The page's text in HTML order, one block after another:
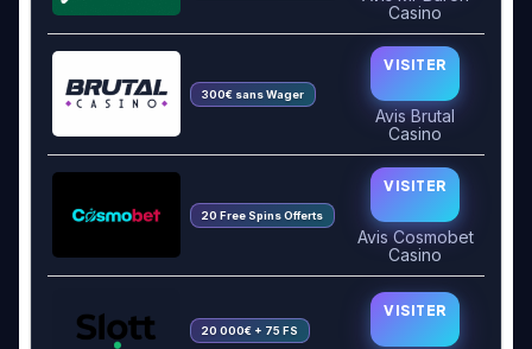
Casino
300€ sans Wager
VISITER
Avis Brutal
Casino
20 Free Spins Offerts
VISITER
Avis Cosmobet
Casino
20 000€ + 75 FS
VISITER